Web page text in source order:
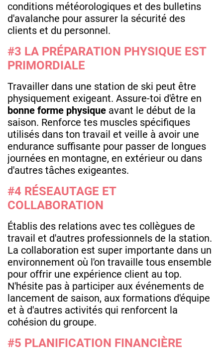
conditions météorologiques et des bulletins
d'avalanche pour assurer la sécurité des
clients et du personnel.
#3 LA PRÉPARATION PHYSIQUE EST
PRIMORDIALE
Travailler dans une station de ski peut être
physiquement exigeant. Assure-toi d'être en
bonne forme physique avant le début de la
saison. Renforce tes muscles spécifiques
utilisés dans ton travail et veille à avoir une
endurance suffisante pour passer de longues
journées en montagne, en extérieur ou dans
d'autres tâches exigeantes.
#4 RÉSEAUTAGE ET
COLLABORATION
Établis des relations avec tes collègues de
travail et d'autres professionnels de la station.
La collaboration est super importante dans un
environnement où l'on travaille tous ensemble
pour offrir une expérience client au top.
N'hésite pas à participer aux événements de
lancement de saison, aux formations d'équipe
et à d'autres activités qui renforcent la
cohésion du groupe.
#5 PLANIFICATION FINANCIÈRE